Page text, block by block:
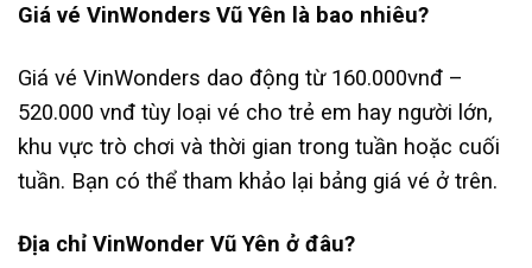
Giá vé VinWonders Vũ Yên là bao nhiêu?
Giá vé VinWonders dao động từ 160.000vnđ –
520.000 vnđ tùy loại vé cho trẻ em hay người lớn,
khu vực trò chơi và thời gian trong tuần hoặc cuối
tuần. Bạn có thể tham khảo lại bảng giá vé ở trên.
Địa chỉ VinWonder Vũ Yên ở đâu?